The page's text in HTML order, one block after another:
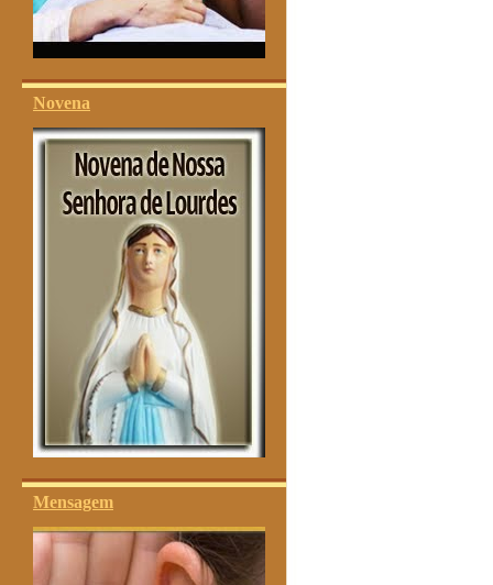
Novena
Mensagem